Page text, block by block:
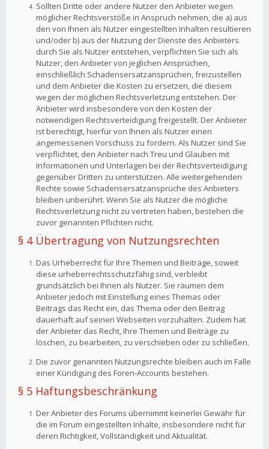
Sollten Dritte oder andere Nutzer den Anbieter wegen
möglicher Rechtsverstöße in Anspruch nehmen, die a) aus
den von Ihnen als Nutzer eingestellten Inhalten resultieren
und/oder b) aus der Nutzung der Dienste des Anbieters
durch Sie als Nutzer entstehen, verpflichten Sie sich als
Nutzer, den Anbieter von jeglichen Ansprüchen,
einschließlich Schadensersatzansprüchen, freizustellen
und dem Anbieter die Kosten zu ersetzen, die diesem
wegen der möglichen Rechtsverletzung entstehen. Der
Anbieter wird insbesondere von den Kosten der
notwendigen Rechtsverteidigung freigestellt. Der Anbieter
ist berechtigt, hierfür von Ihnen als Nutzer einen
angemessenen Vorschuss zu fordern. Als Nutzer sind Sie
verpflichtet, den Anbieter nach Treu und Glauben mit
Informationen und Unterlagen bei der Rechtsverteidigung
gegenüber Dritten zu unterstützen. Alle weitergehenden
Rechte sowie Schadensersatzansprüche des Anbieters
bleiben unberührt. Wenn Sie als Nutzer die mögliche
Rechtsverletzung nicht zu vertreten haben, bestehen die
zuvor genannten Pflichten nicht.
§ 4 Übertragung von Nutzungsrechten
Das Urheberrecht für Ihre Themen und Beiträge, soweit
diese urheberrechtsschutzfähig sind, verbleibt
grundsätzlich bei Ihnen als Nutzer. Sie räumen dem
Anbieter jedoch mit Einstellung eines Themas oder
Beitrags das Recht ein, das Thema oder den Beitrag
dauerhaft auf seinen Webseiten vorzuhalten. Zudem hat
der Anbieter das Recht, Ihre Themen und Beiträge zu
löschen, zu bearbeiten, zu verschieben oder zu schließen.
Die zuvor genannten Nutzungsrechte bleiben auch im Falle
einer Kündigung des Foren-Accounts bestehen.
§ 5 Haftungsbeschränkung
Der Anbieter des Forums übernimmt keinerlei Gewähr für
die im Forum eingestellten Inhalte, insbesondere nicht für
deren Richtigkeit, Vollständigkeit und Aktualität.